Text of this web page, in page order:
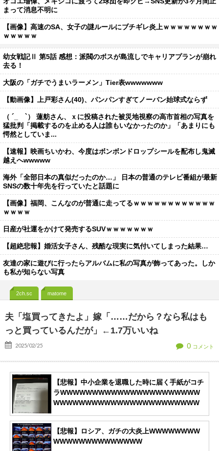
まって消息不明に
【画像】高速のSA、女子の謎ルールにブチギレ炎上ｗｗｗｗｗｗｗｗ
ｗｗｗｗｗ
幼女戦記Ⅱ 第5話 感想：派閥のボスが島流しでキャリアプランが崩れ
去る！
大阪の「ガチでうまいラーメン」Tier表wwwwwww
【動画像】上戸彩さん(40)、パンパンすぎてノーバン始球式ならず
（ ´_ゝ`） 蓮舫さん、ｘに投稿された被災地視察の高市首相の写真を
猛批判「掲載するのを止める人は誰もいなかったのか」「あまりにも
愕然としていま...
【速報】映画ちいかわ、今度はボンボンドロップシールを配布し鬼滅
越えへwwwww
海外「全部日本の真似だったのか…」 日本の普通のテレビ番組が最新
SNSの数十年先を行っていたと話題に
【画像】福岡、こんなのが普通に走ってるｗｗｗｗｗｗｗｗｗｗｗｗ
ｗｗｗｗ
日産が社運をかけて発売するSUVｗｗｗｗｗｗｗ
【超絶悲報】婚活女子さん、残酷な現実に気付いてしまった結果…
友達の家に遊びに行ったらアルバムに私の写真が飾ってあった。しか
も私が知らない写真
2ch.sc matome
夫「塩買ってきたよ」嫁「……だから？なら私はも
っと買っているんだが」←1.7万いいね
2025/02/25 0 コメント
【悲報】中小企業を退職した時に届く手紙がコチ
ラWWWWWWWWWWWWWWWWWWWWWW
WWWWWWWWWWWWWWWWWWWWWWW
【悲報】ロシア、ガチの大炎上WWWWWWWW
WWWWWWWWWWWWWW